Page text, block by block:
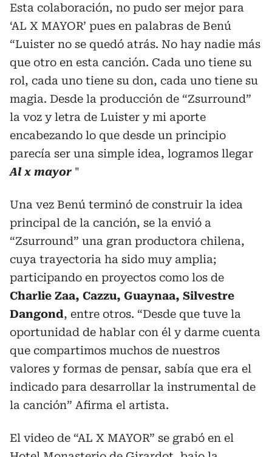
Esta colaboración, no pudo ser mejor para
‘AL X MAYOR’ pues en palabras de Benú
“Luister no se quedó atrás. No hay nadie más
que otro en esta canción. Cada uno tiene su
rol, cada uno tiene su don, cada uno tiene su
magia. Desde la producción de “Zsurround”
la voz y letra de Luister y mi aporte
encabezando lo que desde un principio
parecía ser una simple idea, logramos llegar
Al x mayor "
Una vez Benú terminó de construir la idea
principal de la canción, se la envió a
“Zsurround” una gran productora chilena,
cuya trayectoria ha sido muy amplia;
participando en proyectos como los de
Charlie Zaa, Cazzu, Guaynaa, Silvestre
Dangond, entre otros. “Desde que tuve la
oportunidad de hablar con él y darme cuenta
que compartimos muchos de nuestros
valores y formas de pensar, sabía que era el
indicado para desarrollar la instrumental de
la canción” Afirma el artista.
El video de “AL X MAYOR” se grabó en el